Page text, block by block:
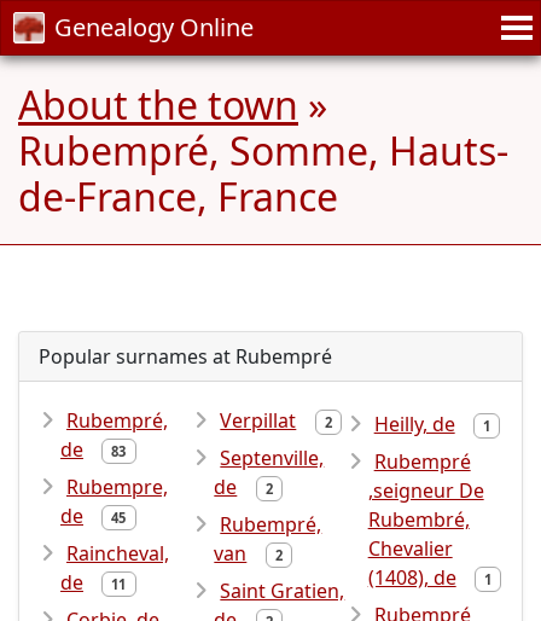
Genealogy Online
About the town »
Rubempré, Somme, Hauts-
de-France, France
Popular surnames at Rubempré
Rubempré,
de
83
Rubempre,
de
45
Raincheval,
de
11
Verpillat 2
Septenville,
de
2
Rubempré,
van
2
Saint Gratien,
Heilly, de 1
Rubempré
,seigneur De
Rubembré,
Chevalier
(1408), de
1
Rubempré